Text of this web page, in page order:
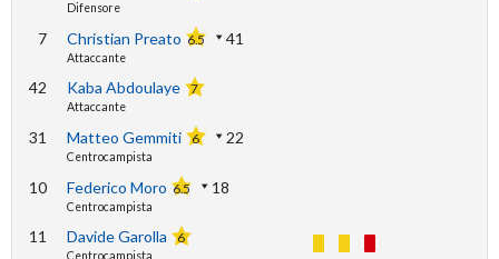
Difensore
7 Christian Preato 6.5 41
Attaccante
42 Kaba Abdoulaye 7
Attaccante
31 Matteo Gemmiti 6 22
Centrocampista
10 Federico Moro 6.5 18
Centrocampista
11 Davide Garolla 6
Centrocampista